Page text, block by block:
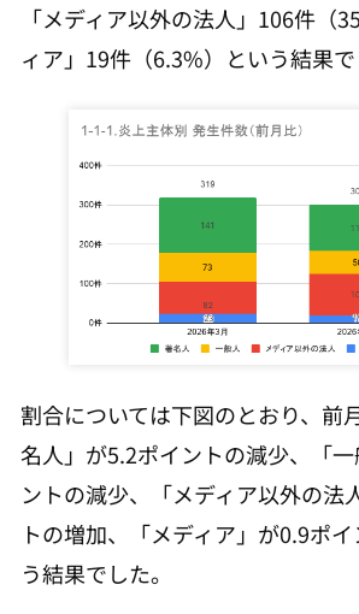
「メディア以外の法人」106件（
ィア」19件（6.3%）という結果で
割合については下図のとおり、前
名人」が5.2ポイントの減少、「
ントの減少、「メディア以外の法
トの増加、「メディア」が0.9ポ
う結果でした。